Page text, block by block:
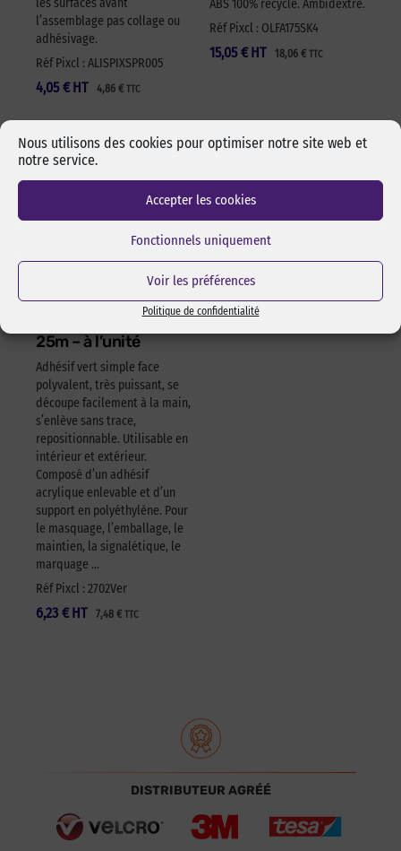
Nous utilisons des cookies pour optimiser notre site web et
notre service.
Accepter les cookies
Fonctionnels uniquement
Voir les préférences
Politique de confidentialité
l’assemblage pas collage ou
adhésivage.
Réf Pixcl : ALISPIXSPR005
4,05 € 4,86 € TTC
HT
ABS 100% recyclé. Ambidextre.
Réf Pixcl : OLFA175SK4
15,05 € 18,06 € TTC
HT
Adhésif polyvalent
25m – à l’unité
Adhésif vert simple face
polyvalent, très puissant, se
découpe facilement à la main,
s’enlève sans trace,
repositionnable. Utilisable en
intérieur et extérieur.
Composé d’un adhésif
acrylique enlevable et d’un
support en polyéthylène. Pour
le masquage, l’emballage, le
maintien, la signalétique, le
marquage …
Réf Pixcl : 2702Ver
6,23 € 7,48 € TTC
HT
DISTRIBUTEUR AGRÉÉ